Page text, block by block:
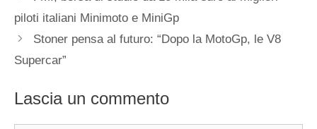
piloti italiani Minimoto e MiniGp
Stoner pensa al futuro: “Dopo la MotoGp, le V8
Supercar”
Lascia un commento